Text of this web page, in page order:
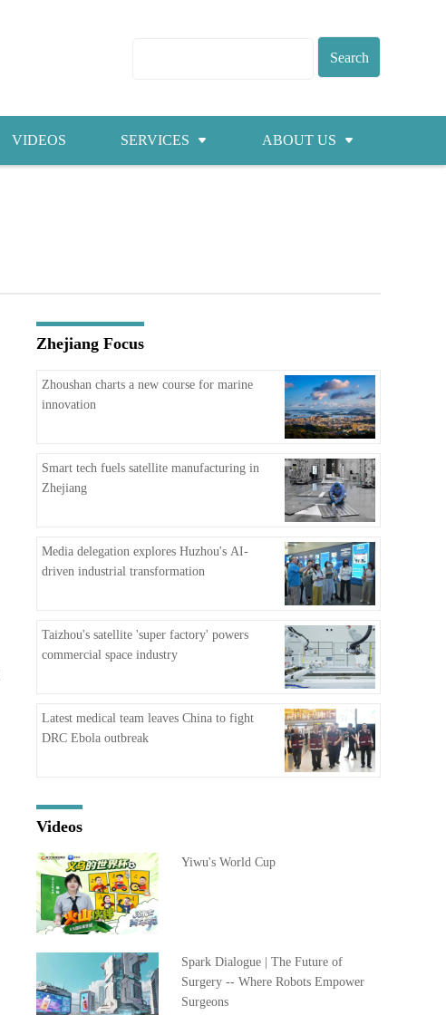
VIDEOS SERVICES ABOUT US
Zhejiang Focus
Zhoushan charts a new course for marine
innovation
Smart tech fuels satellite manufacturing in
Zhejiang
Media delegation explores Huzhou's AI-
driven industrial transformation
Taizhou's satellite 'super factory' powers
commercial space industry
Latest medical team leaves China to fight
DRC Ebola outbreak
Videos
Yiwu's World Cup
Spark Dialogue | The Future of
Surgery -- Where Robots Empower
Surgeons